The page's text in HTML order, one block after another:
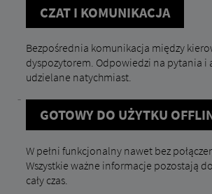
CZAT I KOMUNIKACJA
Bezpośrednia komunikacja między
dyspozytorem. Odpowiedzi na pytania i
udzielane natychmiast.
GOTOWY DO UŻYTKU
W pełni funkcjonalny nawet bez
Wszystkie ważne informacje pozostają
cały czas.